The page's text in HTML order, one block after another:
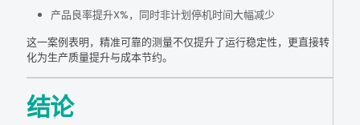
产品良率提升X%，同时非计划停机时间大幅减少
这一案例表明，精准可靠的测量不仅提升了运行稳定性，更直接转
化为生产质量提升与成本节约。
结论